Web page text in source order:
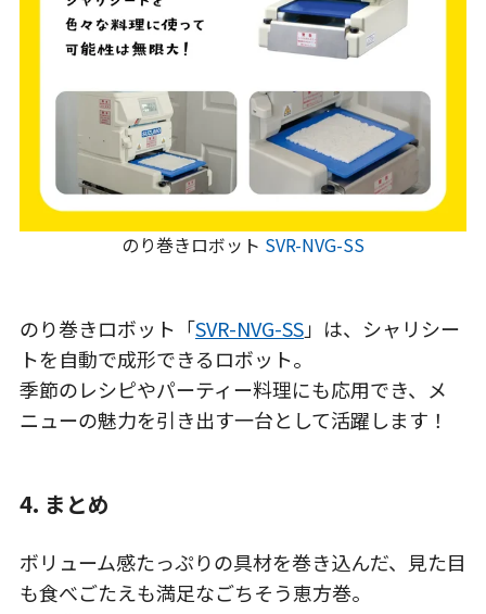
のり巻きロボット SVR-NVG-SS
のり巻きロボット「SVR-NVG-SS」は、シャリシー
トを自動で成形できるロボット。
季節のレシピやパーティー料理にも応用でき、メ
ニューの魅力を引き出す一台として活躍します！
4. まとめ
ボリューム感たっぷりの具材を巻き込んだ、見た目
も食べごたえも満足なごちそう恵方巻。